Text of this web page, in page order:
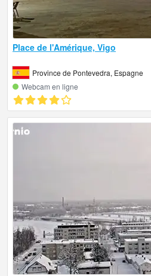
Place de l'Amérique, Vigo
Province de Pontevedra, Espagne
Webcam en ligne